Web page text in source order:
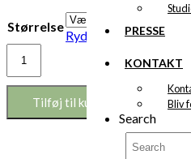
PRESSE
KONTAKT
Bliv
Search
Størrelse
Ryd
print:
Middelhavsturen
VersionTilføj til kurv